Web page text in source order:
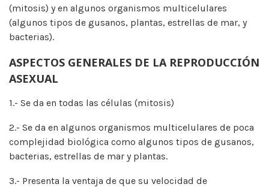
(mitosis) y en algunos organismos multicelulares
(algunos tipos de gusanos, plantas, estrellas de mar, y
bacterias).
ASPECTOS GENERALES DE LA REPRODUCCIÓN
ASEXUAL
1.- Se da en todas las células (mitosis)
2.- Se da en algunos organismos multicelulares de poca
complejidad biológica como algunos tipos de gusanos,
bacterias, estrellas de mar y plantas.
3.- Presenta la ventaja de que su velocidad de